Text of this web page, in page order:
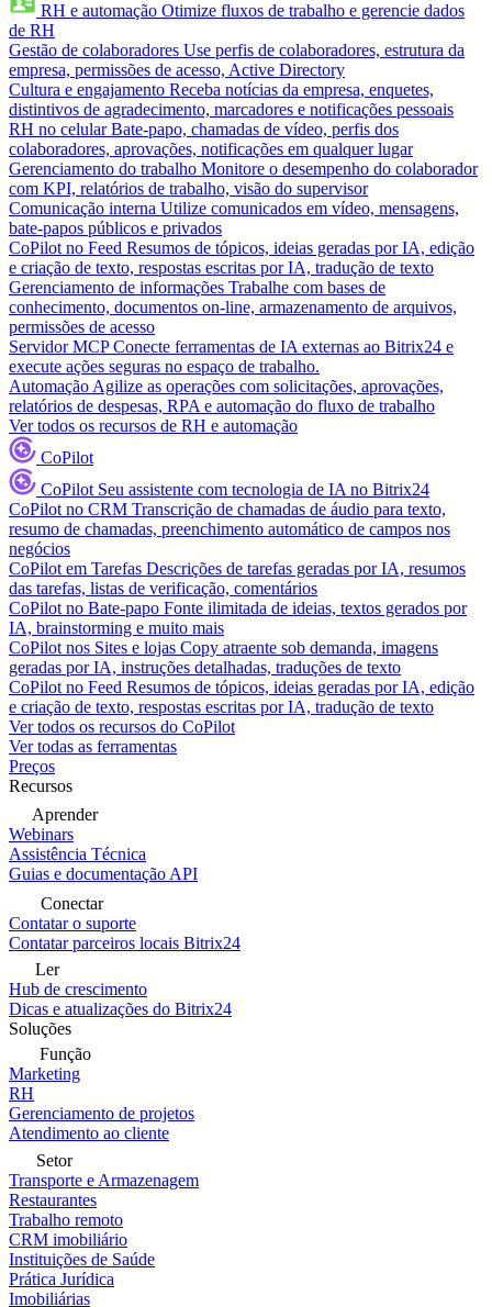
RH e automação Otimize fluxos de trabalho e gerencie dados
de RH
Gestão de colaboradores Use perfis de colaboradores, estrutura da
empresa, permissões de acesso, Active Directory
Cultura e engajamento Receba notícias da empresa, enquetes,
distintivos de agradecimento, marcadores e notificações pessoais
RH no celular Bate-papo, chamadas de vídeo, perfis dos
colaboradores, aprovações, notificações em qualquer lugar
Gerenciamento do trabalho Monitore o desempenho do colaborador
com KPI, relatórios de trabalho, visão do supervisor
Comunicação interna Utilize comunicados em vídeo, mensagens,
bate-papos públicos e privados
CoPilot no Feed Resumos de tópicos, ideias geradas por IA, edição
e criação de texto, respostas escritas por IA, tradução de texto
Gerenciamento de informações Trabalhe com bases de
conhecimento, documentos on-line, armazenamento de arquivos,
permissões de acesso
Servidor MCP Conecte ferramentas de IA externas ao Bitrix24 e
execute ações seguras no espaço de trabalho.
Automação Agilize as operações com solicitações, aprovações,
relatórios de despesas, RPA e automação do fluxo de trabalho
Ver todos os recursos de RH e automação
CoPilot
CoPilot Seu assistente com tecnologia de IA no Bitrix24
CoPilot no CRM Transcrição de chamadas de áudio para texto,
resumo de chamadas, preenchimento automático de campos nos
negócios
CoPilot em Tarefas Descrições de tarefas geradas por IA, resumos
das tarefas, listas de verificação, comentários
CoPilot no Bate-papo Fonte ilimitada de ideias, textos gerados por
IA, brainstorming e muito mais
CoPilot nos Sites e lojas Copy atraente sob demanda, imagens
geradas por IA, instruções detalhadas, traduções de texto
CoPilot no Feed Resumos de tópicos, ideias geradas por IA, edição
e criação de texto, respostas escritas por IA, tradução de texto
Ver todos os recursos do CoPilot
Ver todas as ferramentas
Preços
Recursos
Aprender
Webinars
Assistência Técnica
Guias e documentação API
Conectar
Contatar o suporte
Contatar parceiros locais Bitrix24
Ler
Hub de crescimento
Dicas e atualizações do Bitrix24
Soluções
Função
Marketing
RH
Gerenciamento de projetos
Atendimento ao cliente
Setor
Transporte e Armazenagem
Restaurantes
Trabalho remoto
CRM imobiliário
Instituições de Saúde
Prática Jurídica
Imobiliárias